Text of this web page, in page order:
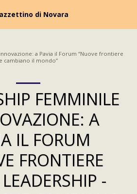
di Novara
a Pavia il Forum “Nuove frontiere
cambiano il mondo”
FEMMINILE
A
IL FORUM
FRONTIERE
-